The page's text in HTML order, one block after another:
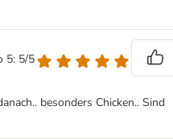
5: 5/5
besonders Chicken.. Sind